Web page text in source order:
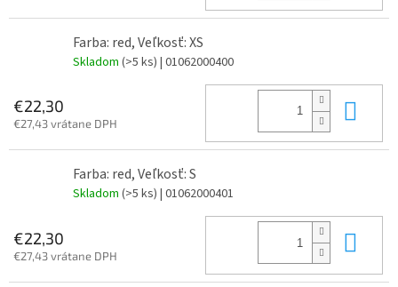
Farba: red, Veľkosť: XS
Skladom (>5 ks) | 01062000400
€22,30
€27,43 vrátane DPH
Farba: red, Veľkosť: S
Skladom (>5 ks) | 01062000401
€22,30
€27,43 vrátane DPH